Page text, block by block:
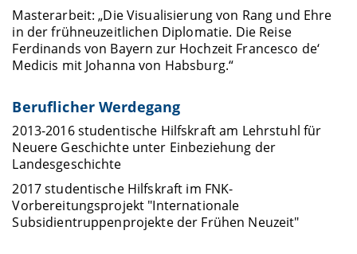
Masterarbeit: „Die Visualisierung von Rang und Ehre
in der frühneuzeitlichen Diplomatie. Die Reise
Ferdinands von Bayern zur Hochzeit Francesco de‘
Medicis mit Johanna von Habsburg.“
Beruflicher Werdegang
2013-2016 studentische Hilfskraft am Lehrstuhl für
Neuere Geschichte unter Einbeziehung der
Landesgeschichte
2017 studentische Hilfskraft im FNK-
Vorbereitungsprojekt "Internationale
Subsidientruppenprojekte der Frühen Neuzeit"